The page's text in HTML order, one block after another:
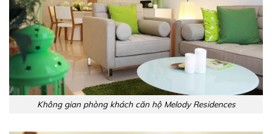
Không gian phòng khách căn hộ Melody Residences